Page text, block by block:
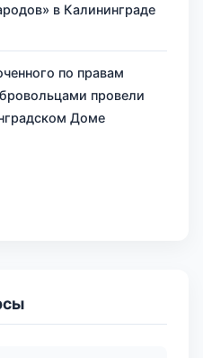
в Калининграде
по правам
провели
Доме